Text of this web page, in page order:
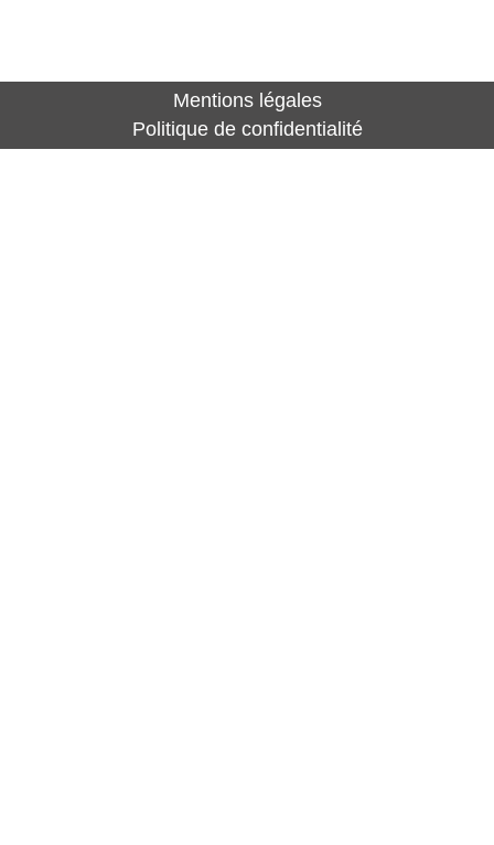
Mentions légales
Politique de confidentialité